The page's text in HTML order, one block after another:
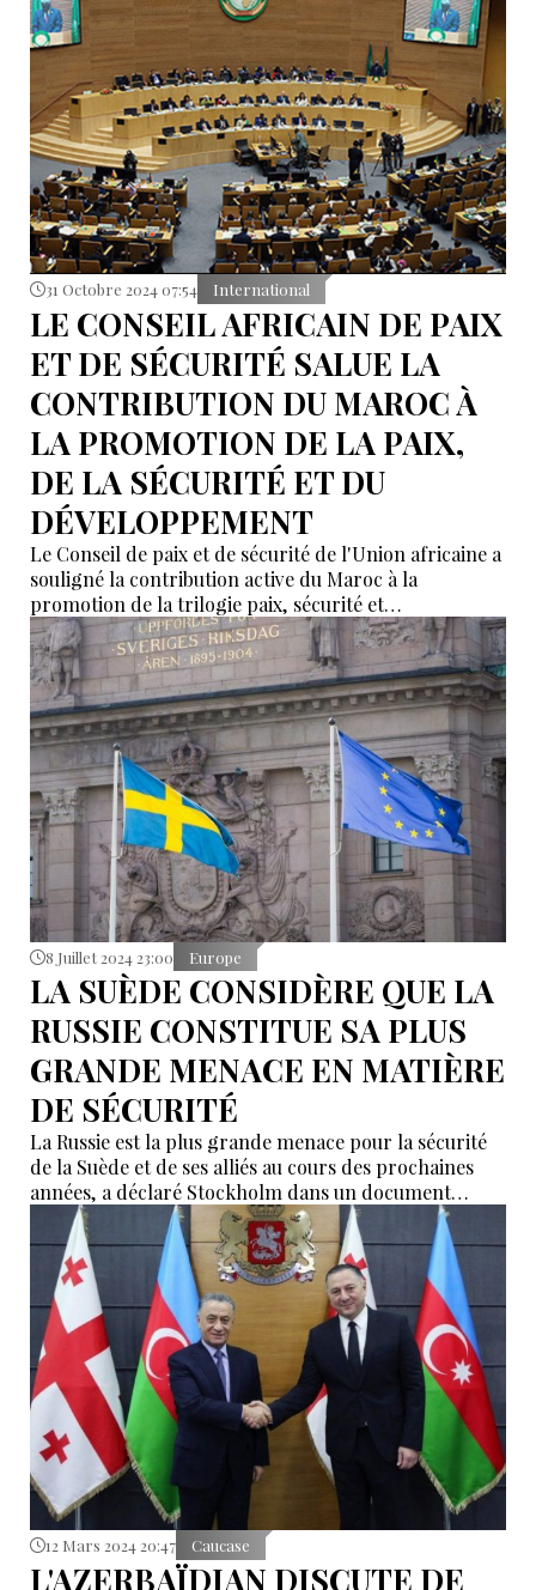
31 Octobre 2024 07:54 International
LE CONSEIL AFRICAIN DE PAIX
ET DE SÉCURITÉ SALUE LA
CONTRIBUTION DU MAROC À
LA PROMOTION DE LA PAIX,
DE LA SÉCURITÉ ET DU
DÉVELOPPEMENT
Le Conseil de paix et de sécurité de l'Union africaine a
souligné la contribution active du Maroc à la
promotion de la trilogie paix, sécurité et
développement en Afrique.
8 Juillet 2024 23:00 Europe
LA SUÈDE CONSIDÈRE QUE LA
RUSSIE CONSTITUE SA PLUS
GRANDE MENACE EN MATIÈRE
DE SÉCURITÉ
La Russie est la plus grande menace pour la sécurité
de la Suède et de ses alliés au cours des prochaines
années, a déclaré Stockholm dans un document
stratégique publié lundi.
12 Mars 2024 20:47 Caucase
L'AZERBAÏDJAN DISCUTE DE